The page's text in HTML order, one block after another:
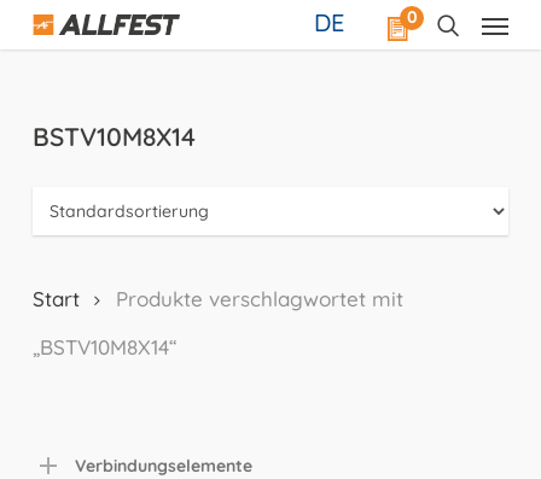
Skip
0
DE
BSTV10M8X14
Start
Produkte verschlagwortet mit
„BSTV10M8X14“
Verbindungselemente